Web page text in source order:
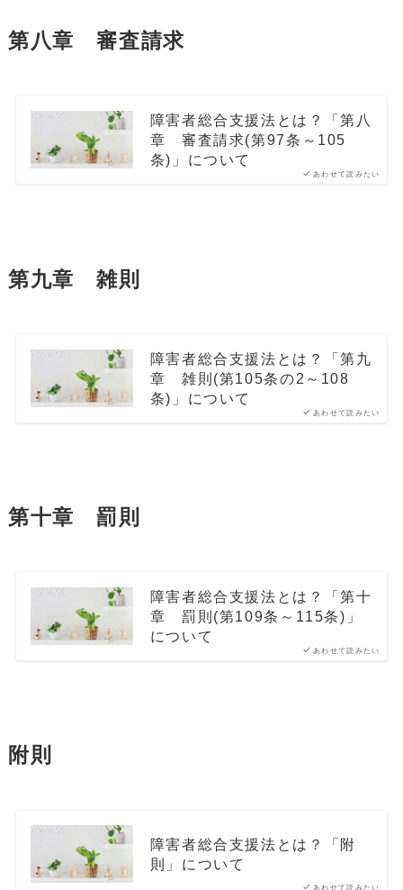
第八章 審査請求
あわせて読みたい
障害者総合支援法とは？「第八
章 審査請求(第97条～105
条)」について
第九章 雑則
あわせて読みたい
障害者総合支援法とは？「第九
章 雑則(第105条の2～108
条)」について
第十章 罰則
あわせて読みたい
障害者総合支援法とは？「第十
章 罰則(第109条～115条)」
について
附則
あわせて読みたい
障害者総合支援法とは？「附
則」について